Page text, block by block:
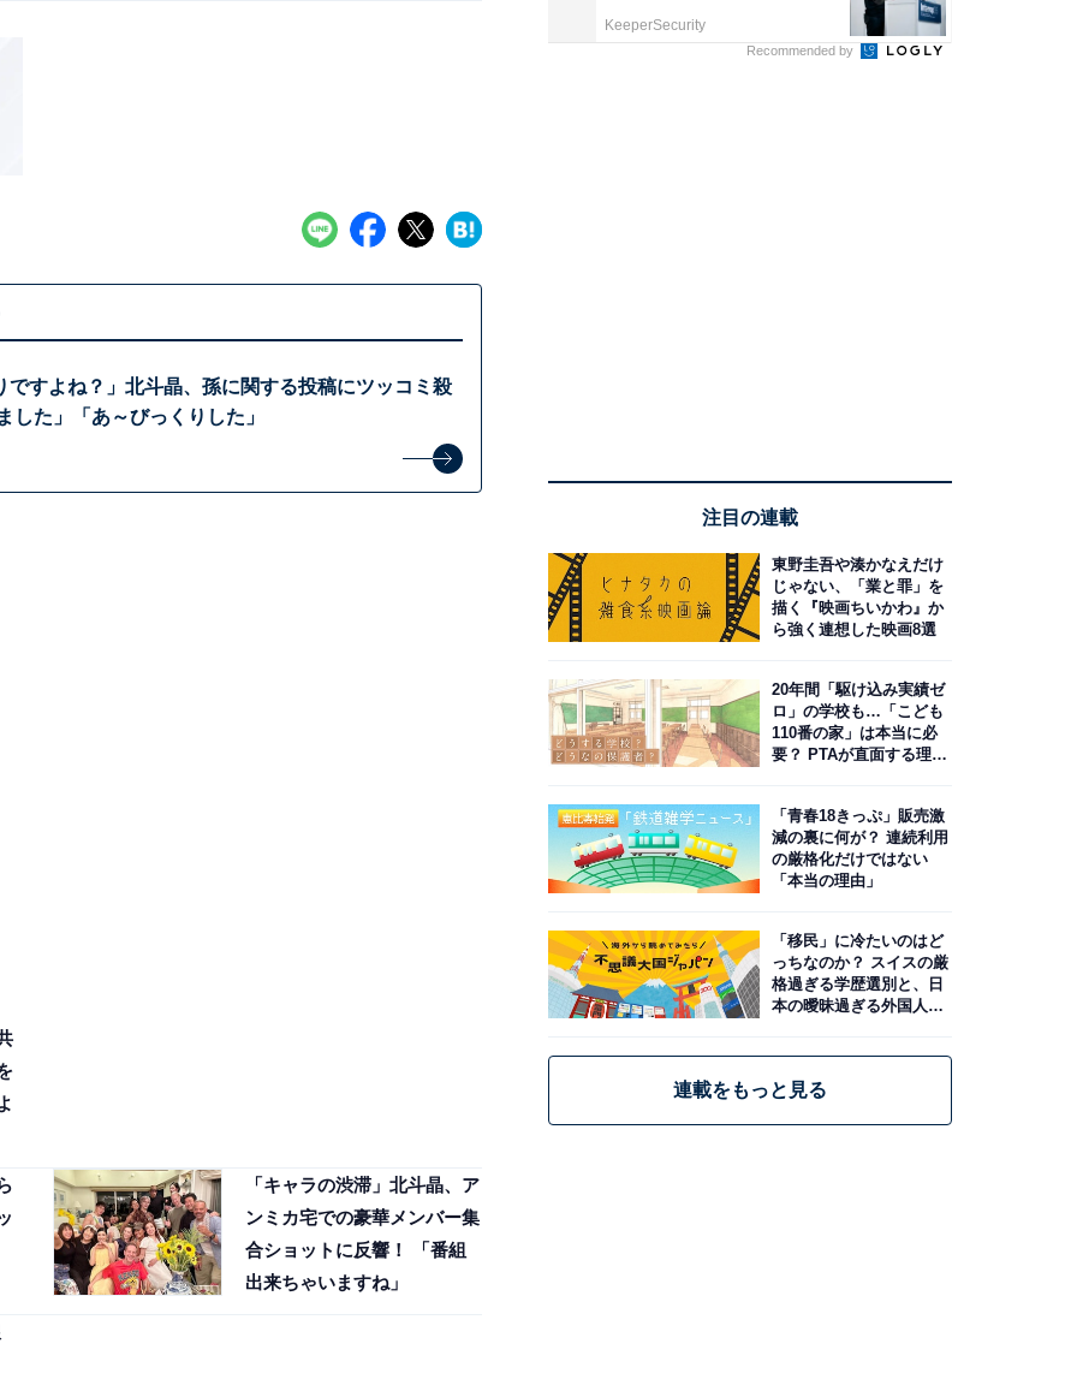
ですよね？」北斗晶、孫に関する投稿にツッコミ殺
した」「あ～びっくりした」
「キャラの渋滞」北斗晶、ア
ンミカ宅での豪華メンバー集
合ショットに反響！ 「番組
出来ちゃいますね」
KeeperSecurity
Recommended by
注目の連載
東野圭吾や湊かなえだけ
じゃない、「業と罪」を
描く『映画ちいかわ』か
ら強く連想した映画8選
20年間「駆け込み実績ゼ
ロ」の学校も…「こども
110番の家」は本当に必
要？ PTAが直面する理想
「青春18きっぷ」販売激
減の裏に何が？ 連続利用
の厳格化だけではない
「本当の理由」
「移民」に冷たいのはど
っちなのか？ スイスの厳
格過ぎる学歴選別と、日
本の曖昧過ぎる外国人政
連載をもっと見る